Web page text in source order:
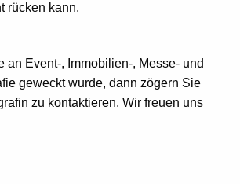
rücken kann.
an Event-, Immobilien-, Messe- und
geweckt wurde, dann zögern Sie
zu kontaktieren. Wir freuen uns